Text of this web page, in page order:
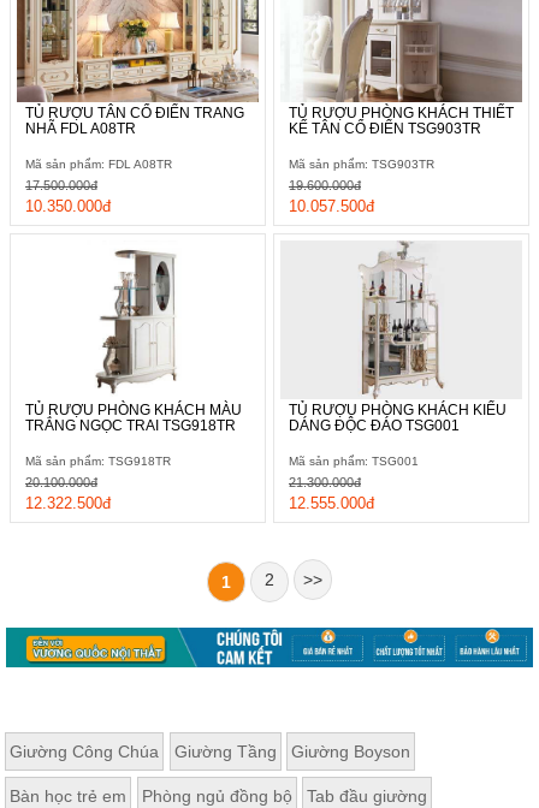
TỦ RƯỢU TÂN CỔ ĐIỂN TRANG
NHÃ FDL A08TR
Mã sản phẩm: FDL A08TR
10.350.000đ
17.500.000đ
TỦ RƯỢU PHÒNG KHÁCH THIẾT
KẾ TÂN CỔ ĐIỂN TSG903TR
Mã sản phẩm: TSG903TR
10.057.500đ
19.600.000đ
TỦ RƯỢU PHÒNG KHÁCH MÀU
TRẮNG NGỌC TRAI TSG918TR
Mã sản phẩm: TSG918TR
12.322.500đ
20.100.000đ
TỦ RƯỢU PHÒNG KHÁCH KIỂU
DÁNG ĐỘC ĐÁO TSG001
Mã sản phẩm: TSG001
12.555.000đ
21.300.000đ
1 2 >>
Giường Công Chúa Giường Tầng Giường Boyson
Bàn học trẻ em Phòng ngủ đồng bộ Tab đầu giường